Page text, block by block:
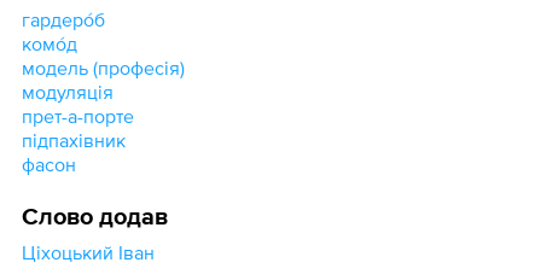
гардеро́б
комо́д
модель (професія)
модуляція
прет-а-порте
підпахівник
фасон
Слово додав
Ціхоцький Іван